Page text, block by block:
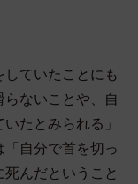
ていたことにも
ないことや、自
たとみられる」
自分で首を切っ
んだということ